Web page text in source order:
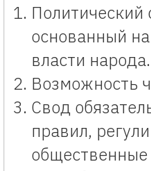
Политический
основанный
власти народа.
Возможность
Свод
правил,